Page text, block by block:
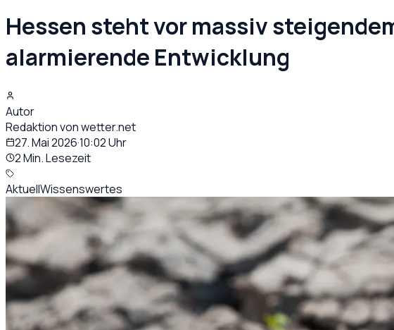
Hessen steht vor massiv
alarmierende Entwicklung
Autor
Redaktion von wetter.net
27. Mai 2026·10:02Uhr
2 Min. Lesezeit
AktuellWissenswertes